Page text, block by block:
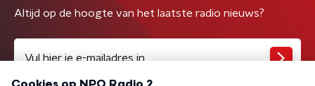
Altijd op de hoogte van het laatste radio nieuws?